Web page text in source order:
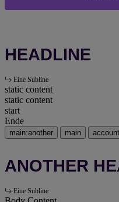
HEADLINE
Eine Subline
static content
static content
start
Ende
main:another main account
ANOTHER
Eine Subline